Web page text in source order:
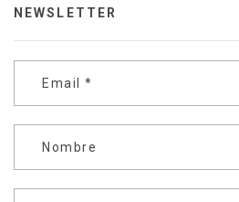
NEWSLETTER
Email *
Nombre